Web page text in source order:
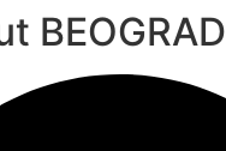
BEOGRAD